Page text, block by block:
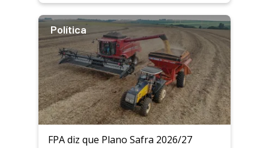
Política
FPA diz que Plano Safra 2026/27